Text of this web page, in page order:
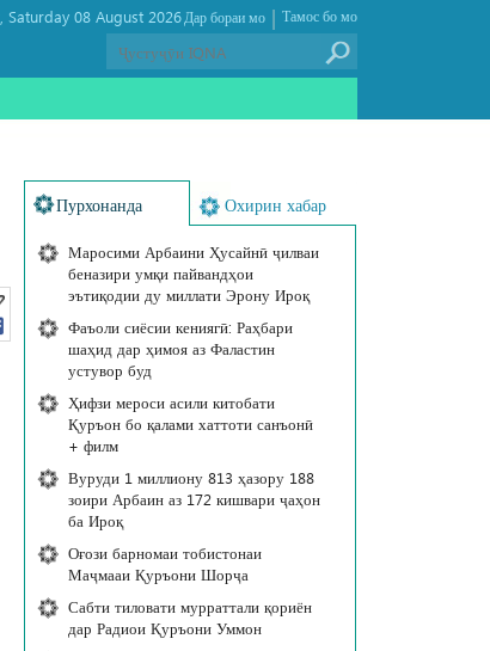
Saturday 08 August 2026 , Тамос бо мо
|
Дар бораи мо
Пурхонанда Охирин хабар
Маросими Арбаини Ҳусайнӣ ҷилваи
беназири умқи пайвандҳои
эътиқодии ду миллати Эрону Ироқ
Фаъоли сиёсии кениягӣ: Раҳбари
шаҳид дар ҳимоя аз Фаластин
устувор буд
Ҳифзи мероси асили китобати
Қуръон бо қалами хаттоти санъонӣ
+ филм
Вуруди 1 миллиону 813 ҳазору 188
зоири Арбаин аз 172 кишвари ҷаҳон
ба Ироқ
Оғози барномаи тобистонаи
Маҷмааи Қуръони Шорҷа
Сабти тиловати мурраттали қориён
дар Радиои Қуръони Уммон